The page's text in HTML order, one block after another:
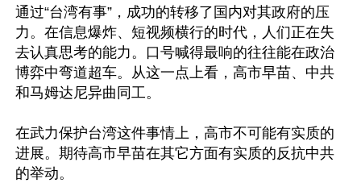
通过“台湾有事”，成功的转移了国内对其政府的压
力。在信息爆炸、短视频横行的时代，人们正在失
去认真思考的能力。口号喊得最响的往往能在政治
博弈中弯道超车。从这一点上看，高市早苗、中共
和马姆达尼异曲同工。
在武力保护台湾这件事情上，高市不可能有实质的
进展。期待高市早苗在其它方面有实质的反抗中共
的举动。